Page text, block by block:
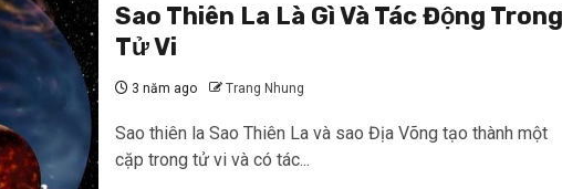
Sao Thiên La Là Gì Và Tác Động Trong
Tử Vi
3 năm ago Trang Nhung
Sao thiên la Sao Thiên La và sao Địa Võng tạo thành một
cặp trong tử vi và có tác...